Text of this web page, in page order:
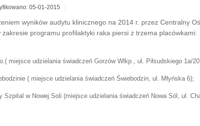
05-01-2015
wyników audytu klinicznego na 2014 r. przez Centralny
zakresie programu profilaktyki raka piersi z trzema placówkami:
miejsce udzielania świadczeń Gorzów Wlkp., ul. Piłsudskiego 1a/
( miejsce udzielania świadczeń Świebodzin, ul. Młyńska 6);
Szpital w Nowej Soli (miejsce udzielania świadczeń Nowa Sól, ul.